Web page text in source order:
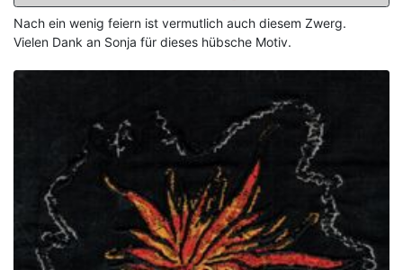
Nach ein wenig feiern ist vermutlich auch diesem Zwerg.
Vielen Dank an Sonja für dieses hübsche Motiv.